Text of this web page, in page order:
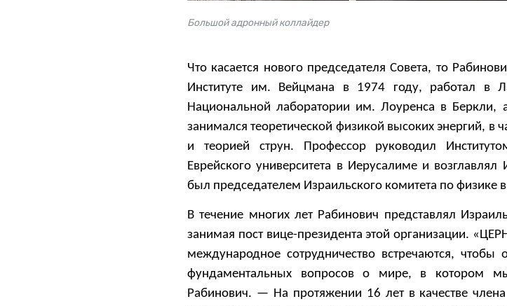
Большой адронный коллайдер
Что касается нового председателя Совета, то
Институте им. Вейцмана в 1974 году, работал в
Национальной лаборатории им. Лоуренса в Беркли,
занимался теоретической физикой высоких энергий, в
и теорией струн. Профессор руководил
Еврейского университета в Иерусалиме и
был председателем Израильского комитета по физике
В течение многих лет Рабинович представлял
занимая пост вице-президента этой организации.
международное сотрудничество встречаются, чтобы
фундаментальных вопросов о мире, в котором
Рабинович. — На протяжении 16 лет в качестве